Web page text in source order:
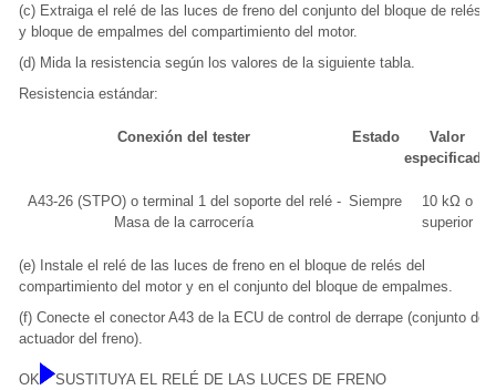
(c) Extraiga el relé de las luces de freno del conjunto del bloque de relés
y bloque de empalmes del compartimiento del motor.
(d) Mida la resistencia según los valores de la siguiente tabla.
Resistencia estándar:
Conexión del tester Estado
Valor
especificado
A43-26 (STPO) o terminal 1 del soporte del relé -
Masa de la carrocería
Siempre
10 kΩ o
superior
(e) Instale el relé de las luces de freno en el bloque de relés del
compartimiento del motor y en el conjunto del bloque de empalmes.
(f) Conecte el conector A43 de la ECU de control de derrape (conjunto del
actuador del freno).
OK SUSTITUYA EL RELÉ DE LAS LUCES DE FRENO